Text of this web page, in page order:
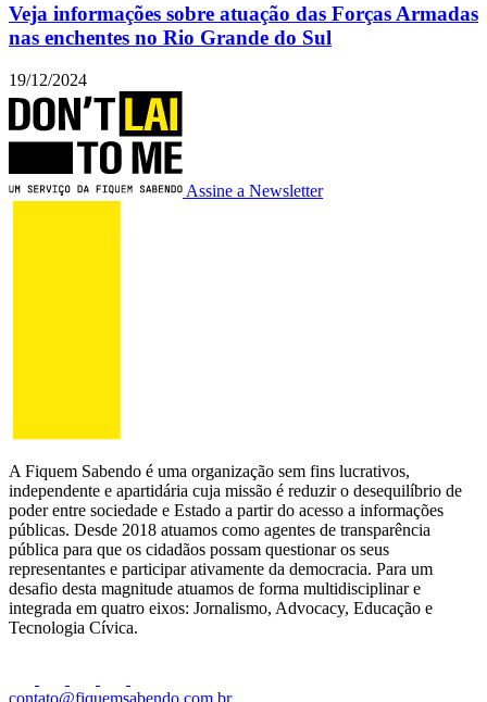
Veja informações sobre atuação das Forças Armadas
nas enchentes no Rio Grande do Sul
19/12/2024
Assine a Newsletter
A Fiquem Sabendo é uma organização sem fins lucrativos,
independente e apartidária cuja missão é reduzir o desequilíbrio de
poder entre sociedade e Estado a partir do acesso a informações
públicas. Desde 2018 atuamos como agentes de transparência
pública para que os cidadãos possam questionar os seus
representantes e participar ativamente da democracia. Para um
desafio desta magnitude atuamos de forma multidisciplinar e
integrada em quatro eixos: Jornalismo, Advocacy, Educação e
Tecnologia Cívica.